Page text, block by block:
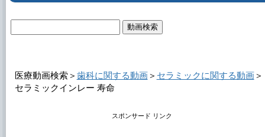
医療動画検索＞ 歯科に関する動画＞ セラミックに関する動画＞
セラミックインレー 寿命
スポンサード リンク